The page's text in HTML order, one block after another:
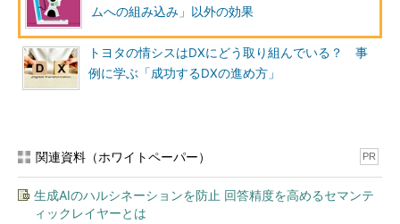
ムへの組み込み」以外の効果
トヨタの情シスはDXにどう取り組んでいる？ 事
例に学ぶ「成功するDXの進め方」
関連資料（ホワイトペーパー） PR
生成AIのハルシネーションを防止 回答精度を高めるセマンテ
ィックレイヤーとは